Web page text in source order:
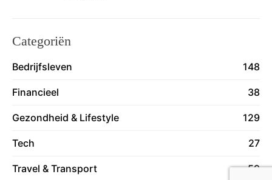
Categoriën
Bedrijfsleven 148
Financieel 38
Gezondheid & Lifestyle 129
Tech 27
Travel & Transport 59